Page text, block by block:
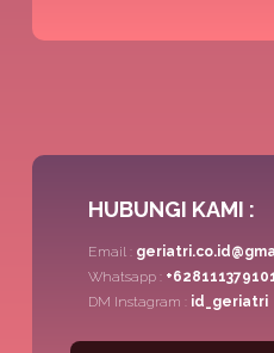
HUBUNGI KAMI :
Email :
Whatsapp :
DM Instagram : id_geriatri